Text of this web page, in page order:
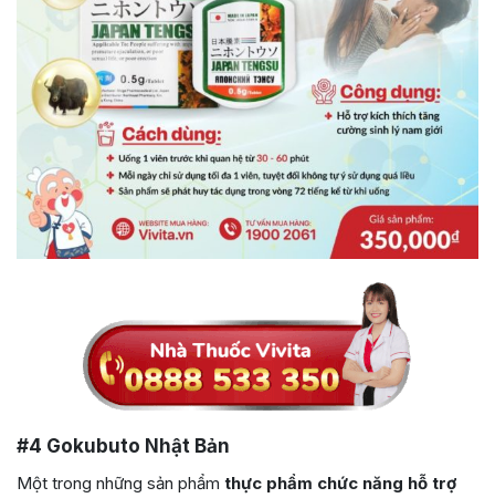
#4 Gokubuto Nhật Bản
Một trong những sản phẩm thực phẩm chức năng hỗ trợ